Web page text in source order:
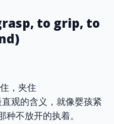
to grip, to
，夹住
直观的含义，就像婴孩紧
种不放开的执着。